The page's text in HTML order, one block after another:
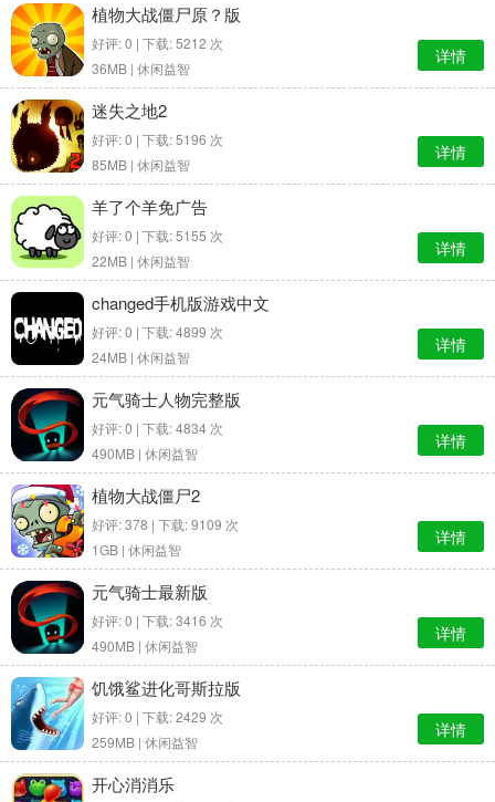
植物大战僵尸原？版
好评: 0 | 下载: 5212 次
36MB | 休闲益智
详情
迷失之地2
好评: 0 | 下载: 5196 次
85MB | 休闲益智
详情
羊了个羊免广告
好评: 0 | 下载: 5155 次
22MB | 休闲益智
详情
changed手机版游戏中文
好评: 0 | 下载: 4899 次
24MB | 休闲益智
详情
元气骑士人物完整版
好评: 0 | 下载: 4834 次
490MB | 休闲益智
详情
植物大战僵尸2
好评: 378 | 下载: 9109 次
1GB | 休闲益智
详情
元气骑士最新版
好评: 0 | 下载: 3416 次
490MB | 休闲益智
详情
饥饿鲨进化哥斯拉版
好评: 0 | 下载: 2429 次
259MB | 休闲益智
详情
开心消消乐